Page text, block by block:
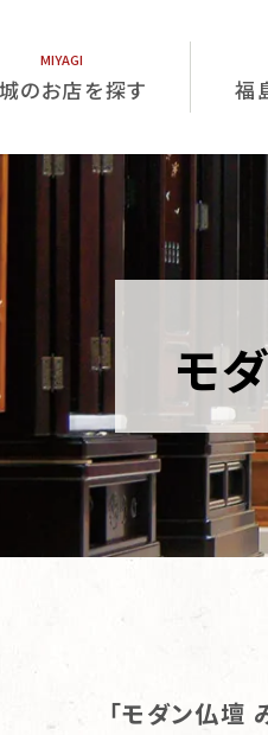
モ
のお店を探す 福
「モダン仏壇